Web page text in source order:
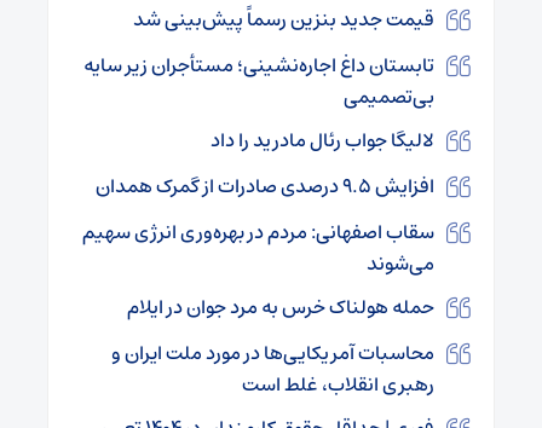
قیمت جدید بنزین رسماً پیش‌بینی شد
تابستان داغ اجاره‌نشینی؛ مستأجران زیر سایه
بی‌تصمیمی
لالیگا جواب رئال مادرید را داد
افزایش ۹.۵ درصدی صادرات از گمرک همدان
سقاب اصفهانی: مردم در بهره‌وری انرژی سهیم
می‌شوند
حمله هولناک خرس به مرد جوان در ایلام
محاسبات آمریکایی‌ها در مورد ملت ایران و
رهبری انقلاب، غلط است